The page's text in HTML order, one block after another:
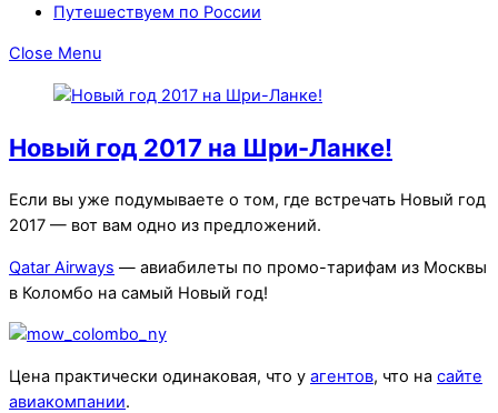
Путешествуем по России
Close Menu
Новый год 2017 на Шри-Ланке!
Если вы уже подумываете о том, где встречать Новый год
2017 — вот вам одно из предложений.
Qatar Airways — авиабилеты по промо-тарифам из Москвы
в Коломбо на самый Новый год!
Цена практически одинаковая, что у агентов, что на сайте
авиакомпании.